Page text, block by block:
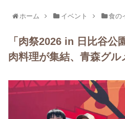
ホーム イベント 食の
「肉祭2026 in 日比谷公
肉料理が集結、青森グ